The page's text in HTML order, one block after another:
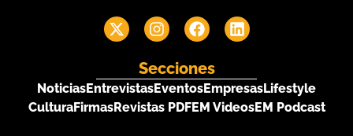
Secciones
NoticiasEntrevistasEventosEmpresasLifestyle
CulturaFirmasRevistas PDFEM VideosEM Podcast